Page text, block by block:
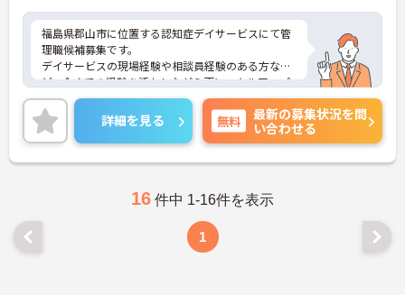
福島県郡山市に位置する認知症デイサービスにて管
理職候補募集です。
デイサービスの現場経験や相談員経験のある方な
ど、今までの経験を活かしながら更にスキルアップ
を目指したいという方にもおすすめです。
ご興味のある方には、面接対策ポイントなど、さら
に詳細をお話いたしますので、お気軽にご相談くだ
さい。
詳細を見る 無料
最新の募集状況を問
い合わせる
16 件中 1-16件を表示
1